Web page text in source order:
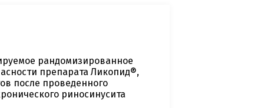
рандомизированное
препарата Ликопид®,
после проведенного
риносинусита